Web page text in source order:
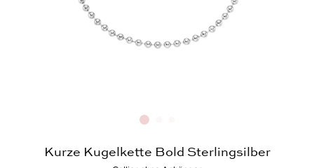
Kurze Kugelkette Bold Sterlingsilber